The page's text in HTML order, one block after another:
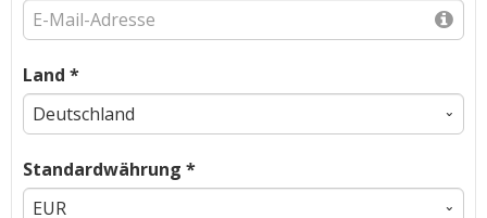
Land *
Standardwährung *